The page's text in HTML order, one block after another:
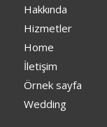
Hakkında
Hizmetler
Home
İletişim
Örnek sayfa
Wedding